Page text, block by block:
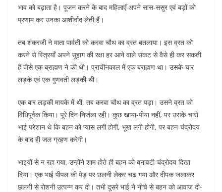
भाव को बढ़ाता है। पूजन करने के बाद महिलाएँ अपने सास-ससुर एवं बड़ों को
प्रणाम कर उनका आशीर्वाद लेती हैं।
तब शंकरजी ने माता पार्वती को करवा चौथ का व्रत बतलाया। इस व्रत को
करने से स्त्रियाँ अपने सुहाग की रक्षा हर आने वाले संकट से वैसे ही कर सकती
हैं जैसे एक ब्राह्मण ने की थी। प्राचीनकाल में एक ब्राह्मण था। उसके चार
लड़के एवं एक गुणवती लड़की थी।
एक बार लड़की मायके में थी, तब करवा चौथ का व्रत पड़ा। उसने व्रत को
विधिपूर्वक किया। पूरे दिन निर्जला रही। कुछ खाया-पीया नहीं, पर उसके चारों
भाई परेशान थे कि बहन को प्यास लगी होगी, भूख लगी होगी, पर बहन चंद्रोदय
के बाद ही जल ग्रहण करेगी।
भाइयों से न रहा गया, उन्होंने शाम होते ही बहन को बनावटी चंद्रोदय दिखा
दिया। एक भाई पीपल की पेड़ पर छलनी लेकर चढ़ गया और दीपक जलाकर
छलनी से रोशनी उत्पन्न कर दी। तभी दूसरे भाई ने नीचे से बहन को आवाज दी-